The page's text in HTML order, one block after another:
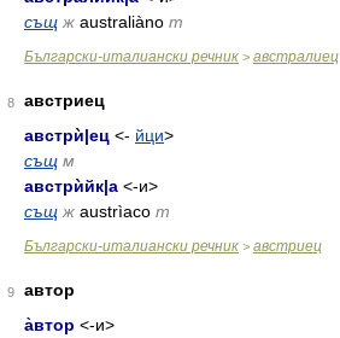
същ ж australiàno m
Български-италиански речник > австралиец
8
австриец
австрѝ|ец <- йци>
същ м
австрѝйк|а <-и>
същ ж austrìaco m
Български-италиански речник > австриец
9
автор
а̀втор <-и>